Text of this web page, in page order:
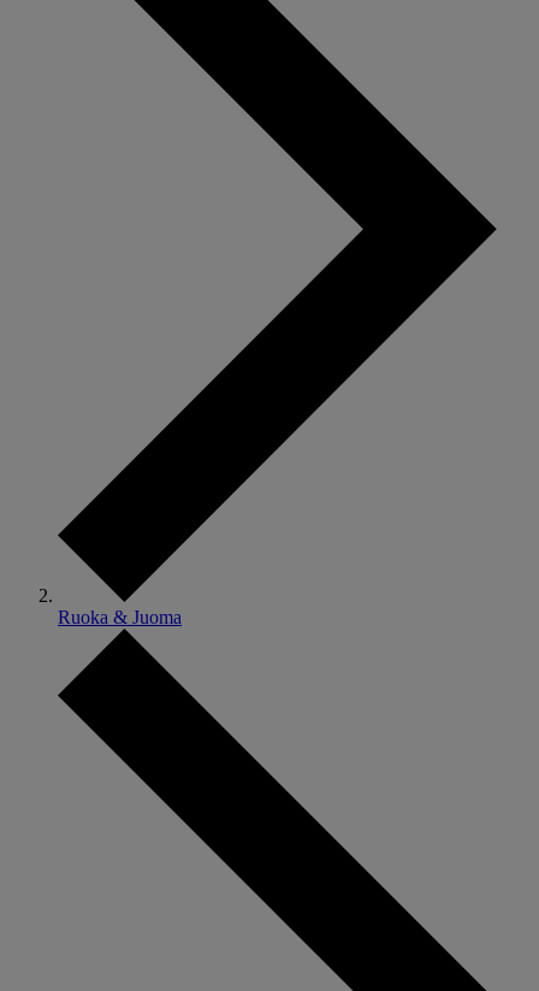
Ruoka & Juoma